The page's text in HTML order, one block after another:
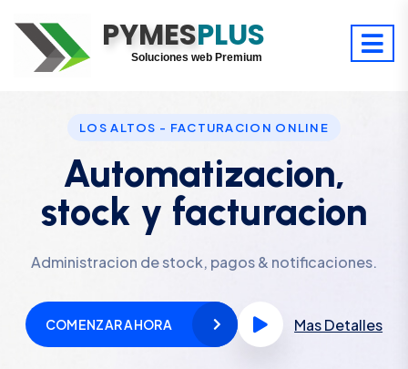
PYMESPLUS
Digitaliza tu éxito
Soluciones web Premium
LOS ALTOS - FACTURACION ONLINE
Automatizacion,
stock y facturacion
Administracion de stock, pagos & notificaciones.
COMENZAR AHORA Mas Detalles